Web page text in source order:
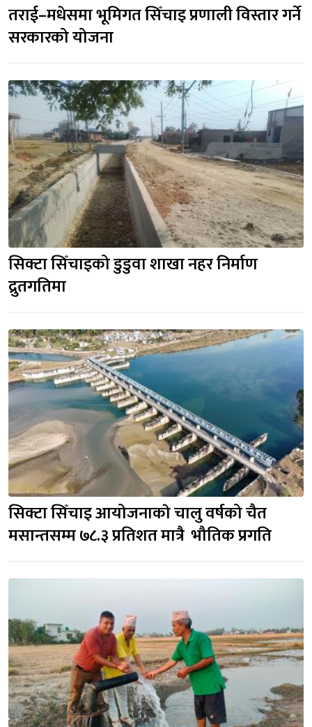
तराई–मधेसमा भूमिगत सिँचाइ प्रणाली विस्तार गर्ने
सरकारको योजना
सिक्टा सिँचाइको डुडुवा शाखा नहर निर्माण
द्रुतगतिमा
सिक्टा सिँचाइ आयोजनाकाे चालु वर्षको चैत
मसान्तसम्म ७८.३ प्रतिशत मात्रै  भौतिक प्रगति